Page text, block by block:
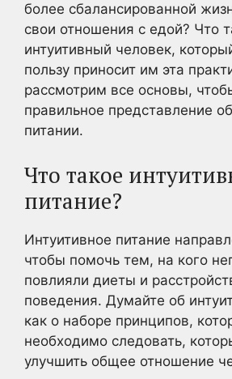
более сбалансированной
свои отношения с едой? Что
интуитивный человек,
пользу приносит им эта
рассмотрим все основы,
правильное представление
питании.
Что такое
питание?
Интуитивное питание
чтобы помочь тем, на кого
повлияли диеты и
поведения. Думайте об
как о наборе принципов,
необходимо следовать,
улучшить общее отношение